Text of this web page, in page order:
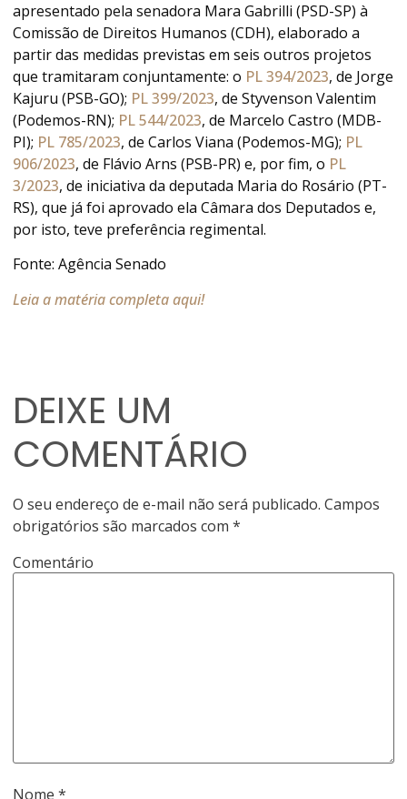
apresentado pela senadora Mara Gabrilli (PSD-SP) à
Comissão de Direitos Humanos (CDH), elaborado a
partir das medidas previstas em seis outros projetos
que tramitaram conjuntamente: o PL 394/2023, de Jorge
Kajuru (PSB-GO); PL 399/2023, de Styvenson Valentim
(Podemos-RN); PL 544/2023, de Marcelo Castro (MDB-
PI); PL 785/2023, de Carlos Viana (Podemos-MG); PL
906/2023, de Flávio Arns (PSB-PR) e, por fim, o PL
3/2023, de iniciativa da deputada Maria do Rosário (PT-
RS), que já foi aprovado ela Câmara dos Deputados e,
por isto, teve preferência regimental.
Fonte: Agência Senado
Leia a matéria completa aqui!
DEIXE UM
COMENTÁRIO
O seu endereço de e-mail não será publicado. Campos
obrigatórios são marcados com*
Comentário
Nome*